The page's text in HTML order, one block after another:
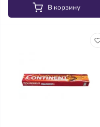
В корзину